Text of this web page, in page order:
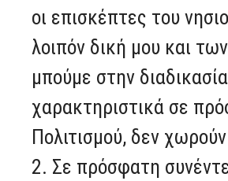
οι επισκέπτες του
λοιπόν δική μου και
μπούμε στην
χαρακτηριστικά σε
Πολιτισμού, δεν
2. Σε πρόσφατη